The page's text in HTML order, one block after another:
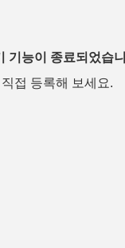
기능이 종료되었습
접 등록해 보세요.